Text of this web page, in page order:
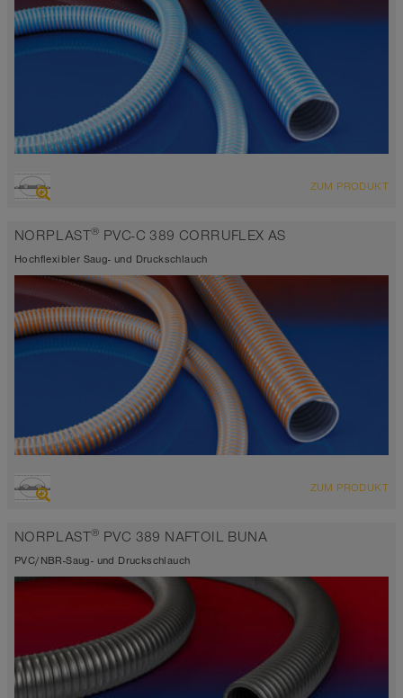
ÜBERSICHT
Saugschlauch + Druckschlauch
grau und blau
ZUM PRODUKT
NORPLAST® PVC-C 389 CORRUFLEX AS
Hochflexibler Saug- und Druckschlauch
ÜBERSICHT
Saugschlauch + Druckschlauch
grau und orange
ZUM PRODUKT
NORPLAST® PVC 389 NAFTOIL BUNA
PVC/NBR-Saug- und Druckschlauch